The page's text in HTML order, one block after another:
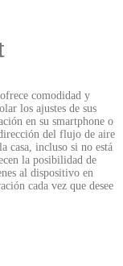
comodidad y
los ajustes de sus
en su smartphone o
del flujo de aire
casa, incluso si no está
la posibilidad de
al dispositivo en
cada vez que desee